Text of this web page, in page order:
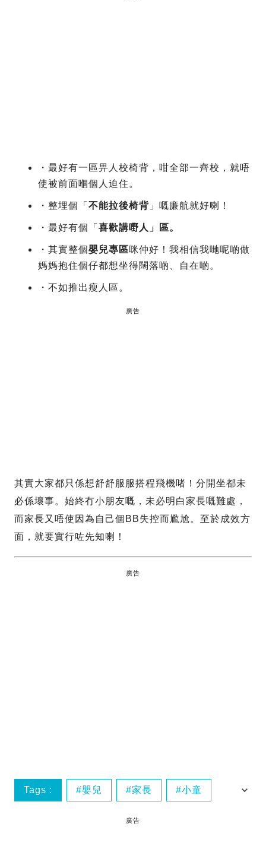
・最好有一區畀人校椅背，咁全部一齊校，就唔
使被前面嗰個人迫住。
・整埋個「 不能拉後椅背 」嘅廉航就好喇！
・最好有個「 喜歡講嘢人」區。
・其實整個嬰兒專區咪仲好！我相信我哋呢啲做
媽媽抱住個仔都想坐得闊落啲、自在啲。
・不如推出瘦人區。
廣告
其實大家都只係想舒舒服服搭程飛機啫！分開坐都未
必係壞事。始終冇小朋友嘅，未必明白家長嘅難處，
而家長又唔使因為自己個BB失控而尷尬。至於成效方
面，就要實行咗先知喇！
廣告
Tags : 嬰兒 家長 小童
廣告